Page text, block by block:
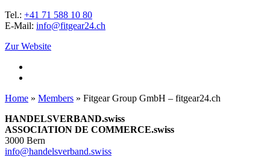
Tel.: +41 71 588 10 80
E-Mail: info@fitgear24.ch
Zur Website
Home » Members » Fitgear Group GmbH – fitgear24.ch
HANDELSVERBAND.swiss
ASSOCIATION DE COMMERCE.swiss
3000 Bern
info@handelsverband.swiss